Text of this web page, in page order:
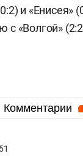
и «Енисея»
с «Волгой»
Комментарии